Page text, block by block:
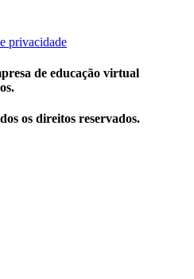
privacidade
de educação virtual
os direitos reservados.